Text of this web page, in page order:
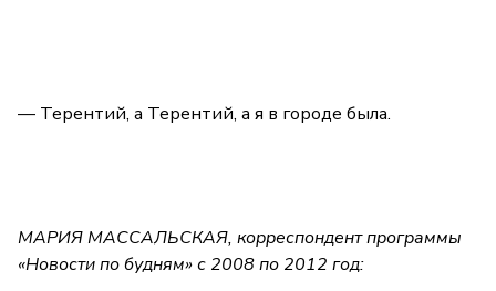
— Терентий, а Терентий, а я в городе была.
МАРИЯ МАССАЛЬСКАЯ, корреспондент программы
«Новости по будням» с 2008 по 2012 год: